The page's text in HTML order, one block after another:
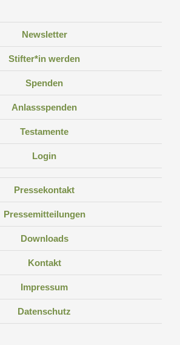
Newsletter
Stifter*in werden
Spenden
Anlassspenden
Testamente
Login
Pressekontakt
Pressemitteilungen
Downloads
Kontakt
Impressum
Datenschutz